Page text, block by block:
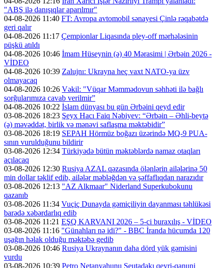
"ABŞ ilə danışıqlar aparılmır"
04-08-2026 11:40 FT: Avropa avtomobil sənayesi Çinlə rəqabətdə
geri qalır
04-08-2026 11:17 Çempionlar Liqasında pley-off mərhələsinin
püşkü atıldı
04-08-2026 10:46 İmam Hüseynin (ə) 40 Mərasimi | Ərbəin 2026 -
VİDEO
04-08-2026 10:39 Zalujnı: Ukrayna heç vaxt NATO-ya üzv
olmayacaq
04-08-2026 10:26 Vəkil: "Vüqar Məmmədovun səhhəti ilə bağlı
sorğularımıza cavab verilmir”
04-08-2026 10:22 İslam dünyası bu gün Ərbəini qeyd edir
03-08-2026 18:23 Şeyx Hacı Faiq Nəbiyev: “Ərbəin – Əhli-beytə
(ə) məvəddət, birlik və mənəvi saflaşma məktəbidir”
03-08-2026 18:19 SEPAH Hörmüz boğazı üzərində MQ-9 PUA-
sının vurulduğunu bildirir
03-08-2026 12:34 Türkiyədə bütün məktəblərdə namaz otaqları
açılacaq
03-08-2026 12:30 Rusiya AZAL qəzasında ölənlərin ailələrinə 50
min dollar təklif edib, ailələr məbləğdən və şəffaflıqdan narazıdır
03-08-2026 12:13 "AZ Alkmaar" Niderland Superkubokunu
qazanıb
03-08-2026 11:34 Vuçiç Dunayda gəmiçiliyin dayanması təhlükəsi
barədə xəbərdarlıq edib
03-08-2026 11:21 EŞQ KARVANI 2026 – 5-ci buraxılış - VİDEO
03-08-2026 11:16 "Günahları nə idi?" - BBC İranda hücumda 120
uşağın həlak olduğu məktəbə gedib
03-08-2026 10:46 Rusiya Ukraynanın daha dörd yük gəmisini
vurdu
03-08-2026 10:39 Petro Netanyahunu Seutadakı qeyri-qanuni